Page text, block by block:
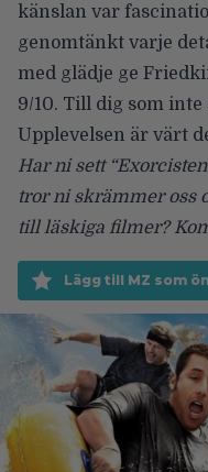
känslan var
genomtänkt varje
med glädje ge
9/10. Till dig som
Upplevelsen är värt
Har ni sett
tror ni skrämmer oss
till läskiga filmer?
Lägg till MZ som